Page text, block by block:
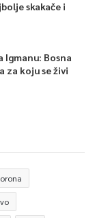
skakače i
Igmanu: Bosna
za koju se živi